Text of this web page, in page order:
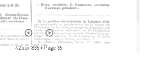
42 sur 835 • Page 35